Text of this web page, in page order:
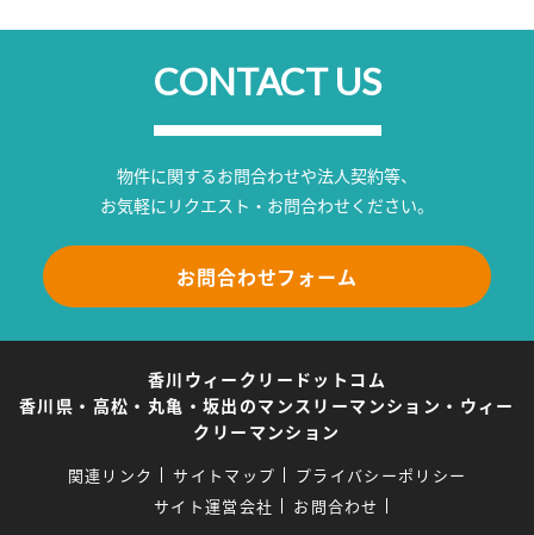
CONTACT US
物件に関するお問合わせや法人契約等、
お気軽にリクエスト・お問合わせください。
お問合わせフォーム
香川ウィークリードットコム
香川県・高松・丸亀・坂出のマンスリーマンション・ウィー
クリーマンション
関連リンク サイトマップ
プライバシーポリシー
サイト運営会社
お問合わせ